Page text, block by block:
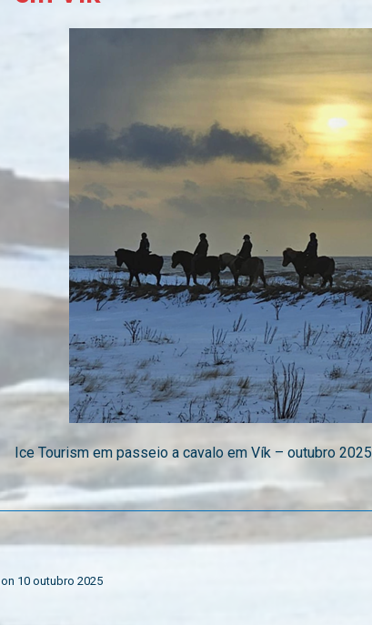
Ice Tourism em passeio a cavalo em Vík – outubro 2025
on 10 outubro 2025